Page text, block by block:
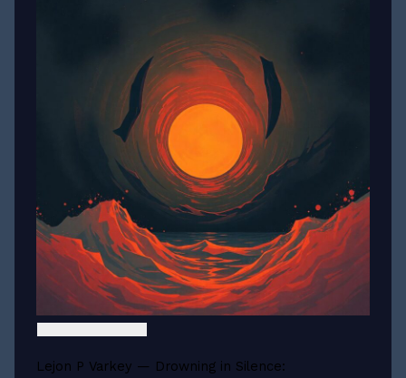
Lejon P Varkey — Drowning in Silence: